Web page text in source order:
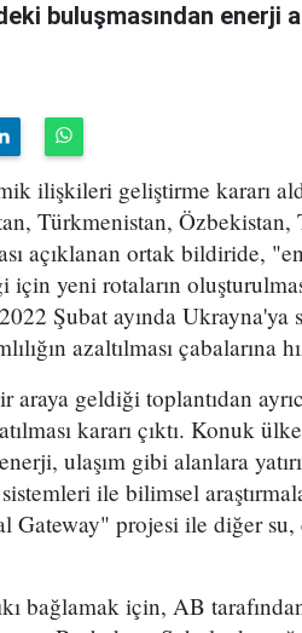
buluşmasından enerji
ilişkileri geliştirme kararı
Türkmenistan, Özbekistan,
açıklanan ortak bildiride,
yeni rotaların
Şubat ayında Ukrayna'ya
azaltılması çabalarına
geldiği toplantıdan
kararı çıktı. Konuk
ulaşım gibi alanlara
ile bilimsel
Gateway" projesi ile diğer
bağlamak için, AB